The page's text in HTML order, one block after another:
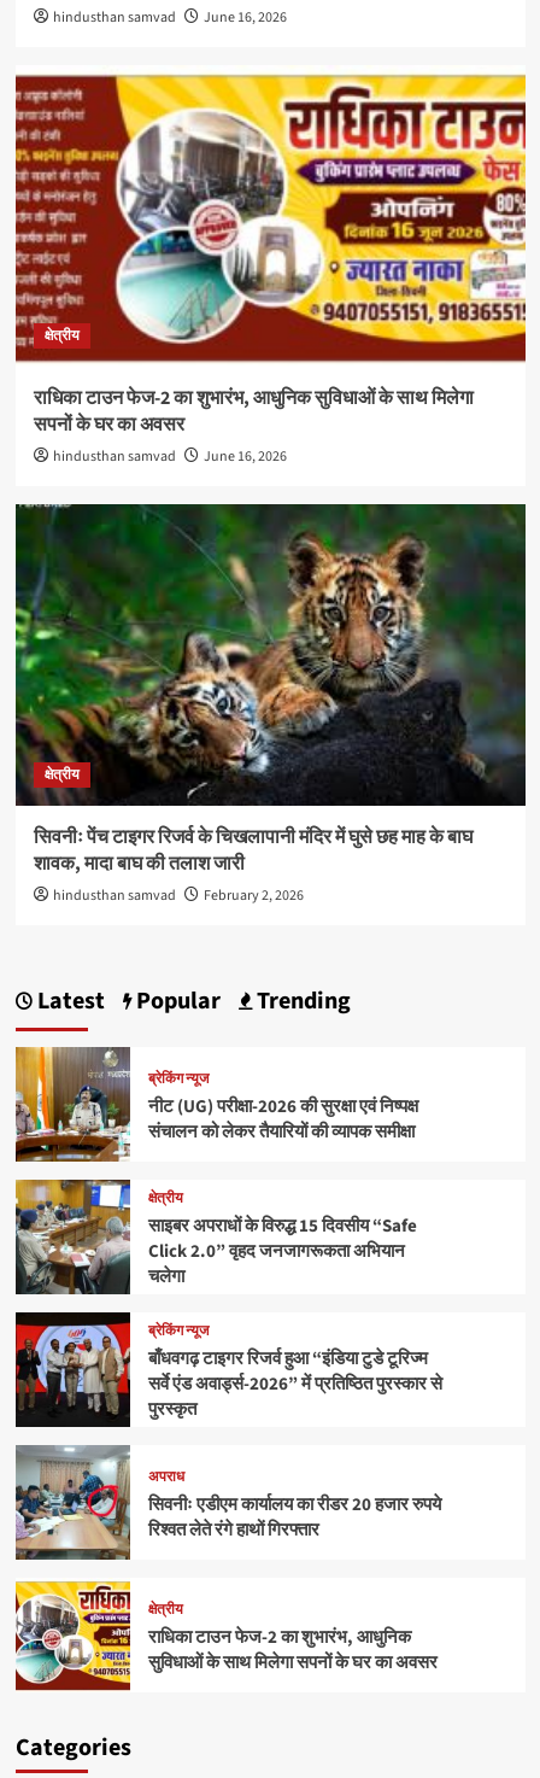
hindusthan samvad June 16, 2026
क्षेत्रीय
राधिका टाउन फेज-2 का शुभारंभ, आधुनिक सुविधाओं के साथ मिलेगा
सपनों के घर का अवसर
hindusthan samvad June 16, 2026
क्षेत्रीय
सिवनीः पेंच टाइगर रिजर्व के चिखलापानी मंदिर में घुसे छह माह के बाघ
शावक, मादा बाघ की तलाश जारी
hindusthan samvad February 2, 2026
Latest Popular Trending
ब्रेकिंग न्यूज
नीट (UG) परीक्षा-2026 की सुरक्षा एवं निष्पक्ष
संचालन को लेकर तैयारियों की व्यापक समीक्षा
क्षेत्रीय
साइबर अपराधों के विरुद्ध 15 दिवसीय “Safe
Click 2.0” वृहद जनजागरूकता अभियान
चलेगा
ब्रेकिंग न्यूज
बाँधवगढ़ टाइगर रिजर्व हुआ “इंडिया टुडे टूरिज्म
सर्वे एंड अवार्ड्स-2026” में प्रतिष्ठित पुरस्कार से
पुरस्कृत
अपराध
सिवनीः एडीएम कार्यालय का रीडर 20 हजार रुपये
रिश्वत लेते रंगे हाथों गिरफ्तार
क्षेत्रीय
राधिका टाउन फेज-2 का शुभारंभ, आधुनिक
सुविधाओं के साथ मिलेगा सपनों के घर का अवसर
Categories